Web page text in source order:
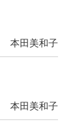
本田美和子
本田美和子